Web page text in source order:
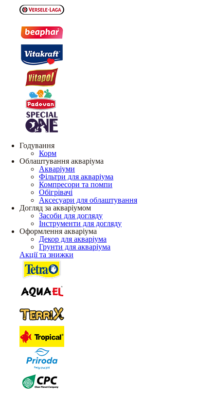
Годування
Корм
Облаштування акваріума
Акваріуми
Фільтри для акваріума
Компресори та помпи
Обігрівачі
Аксесуари для облаштування
Догляд за акваріумом
Засоби для догляду
Інструменти для догляду
Оформлення акваріума
Декор для акваріума
Грунти для акваріума
Акції та знижки